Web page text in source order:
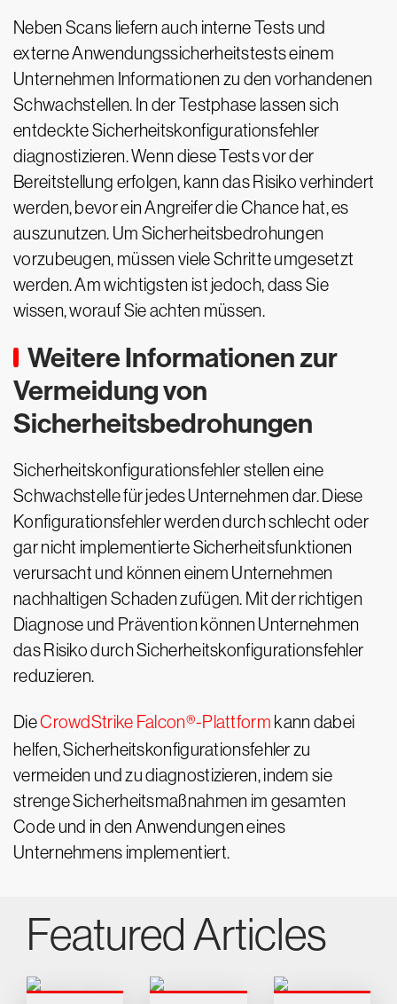
Neben Scans liefern auch interne Tests und
externe Anwendungssicherheitstests einem
Unternehmen Informationen zu den vorhandenen
Schwachstellen. In der Testphase lassen sich
entdeckte Sicherheitskonfigurationsfehler
diagnostizieren. Wenn diese Tests vor der
Bereitstellung erfolgen, kann das Risiko verhindert
werden, bevor ein Angreifer die Chance hat, es
auszunutzen. Um Sicherheitsbedrohungen
vorzubeugen, müssen viele Schritte umgesetzt
werden. Am wichtigsten ist jedoch, dass Sie
wissen, worauf Sie achten müssen.
Weitere Informationen zur
Vermeidung von
Sicherheitsbedrohungen
Sicherheitskonfigurationsfehler stellen eine
Schwachstelle für jedes Unternehmen dar. Diese
Konfigurationsfehler werden durch schlecht oder
gar nicht implementierte Sicherheitsfunktionen
verursacht und können einem Unternehmen
nachhaltigen Schaden zufügen. Mit der richtigen
Diagnose und Prävention können Unternehmen
das Risiko durch Sicherheitskonfigurationsfehler
reduzieren.
DieCrowdStrike Falcon®-Plattform kann dabei
helfen, Sicherheitskonfigurationsfehler zu
vermeiden und zu diagnostizieren, indem sie
strenge Sicherheitsmaßnahmen im gesamten
Code und in den Anwendungen eines
Unternehmens implementiert.
Featured Articles